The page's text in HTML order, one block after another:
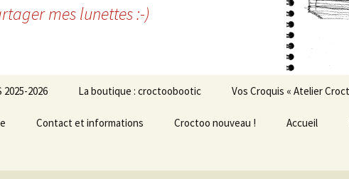
mes lunettes :-)
2025-2026 La boutique : croctoobootic Vos Croquis « Atelier
Contact et informations Croctoo nouveau ! Accueil